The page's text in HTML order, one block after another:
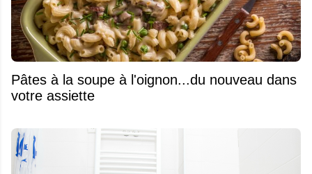
Pâtes à la soupe à l'oignon...du nouveau dans
votre assiette